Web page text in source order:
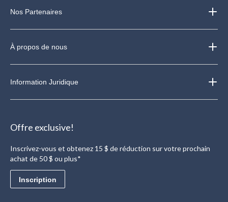
Nos Partenaires
À propos de nous
Information Juridique
Offre exclusive!
Inscrivez-vous et obtenez 15 $ de réduction sur votre prochain
achat de 50 $ ou plus*
Inscription